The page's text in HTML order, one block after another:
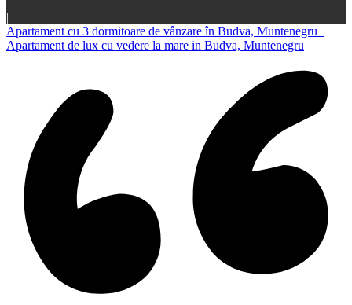
|
Apartament cu 3 dormitoare de vânzare în Budva, Muntenegru
Apartament de lux cu vedere la mare in Budva, Muntenegru